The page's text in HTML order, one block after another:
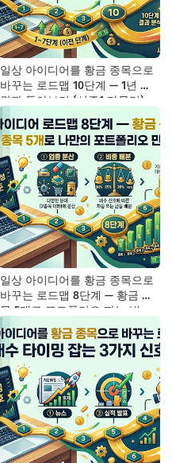
일상 아이디어를 황금 종목으로
바꾸는 로드맵 10단계 — 1년 후
결과 돌아보기 (시즌1 마무리)
일상 아이디어를 황금 종목으로
바꾸는 로드맵 8단계 — 황금 종
목 5개로 포트폴리오 짜는 법